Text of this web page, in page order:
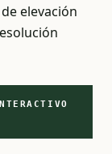
elevación